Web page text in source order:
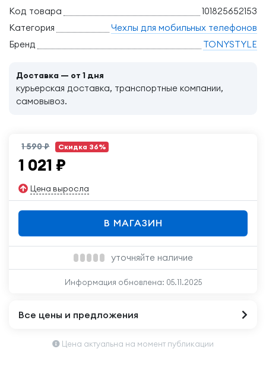
Код товара
101825652153
Категория
Чехлы для мобильных телефонов
Бренд
TONYSTYLE
Доставка — от 1 дня
курьерская доставка, транспортные компании,
самовывоз.
1 590 ₽ Скидка 36%
1 021 ₽
Цена выросла
В МАГАЗИН
уточняйте наличие
Информация обновлена: 05.11.2025
Все цены и предложения
Цена актуальна на момент публикации